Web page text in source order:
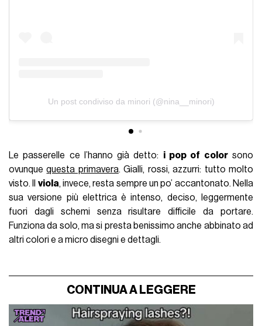
Un post condiviso da minori (@nina__minori)
Le passerelle ce l’hanno già detto: i pop of colorsono
ovunquequesta primavera. Gialli, rossi, azzurri: tutto molto
visto. Il viola, invece, resta sempre un po’ accantonato. Nella
sua versione più elettrica è intenso, deciso, leggermente
fuori dagli schemi senza risultare difficile da portare.
Funziona da solo, ma si presta benissimo anche abbinato ad
altri colori e a micro disegni e dettagli.
CONTINUA A LEGGERE